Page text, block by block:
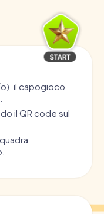
il capogioco
il QR code sul